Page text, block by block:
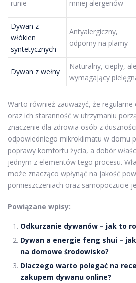
runie mniej alergenów
Dywan z
włókien
syntetycznych
Antyalergiczny,
odporny na plamy
Dywan z wełny
Naturalny, ciepły, ale
wymagający
Warto również zauważyć, że regularne
oraz ich staranność w utrzymaniu
znaczenie dla zdrowia osób z
odpowiedniego mikroklimatu w domu
poprawy komfortu życia, a dobór
jednym z elementów tego procesu.
może znacząco wpłynąć na jakość
pomieszczeniach oraz samopoczucie
Powiązane wpisy:
Odkurzanie dywanów – jak to
Dywan a energie feng shui –
na domowe środowisko?
Dlaczego warto polegać na
zakupem dywanu online?